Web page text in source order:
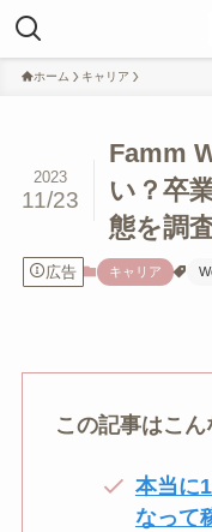
ホーム キャリア
Famm
い？卒
態を調
2023
11/23
広告 キャリア
この記事はこん
本当に
なって